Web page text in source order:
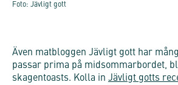
Foto: Jävligt gott
Även matbloggen Jävligt gott har
passar prima på midsommarbordet,
skagentoasts. Kolla in Jävligt gotts